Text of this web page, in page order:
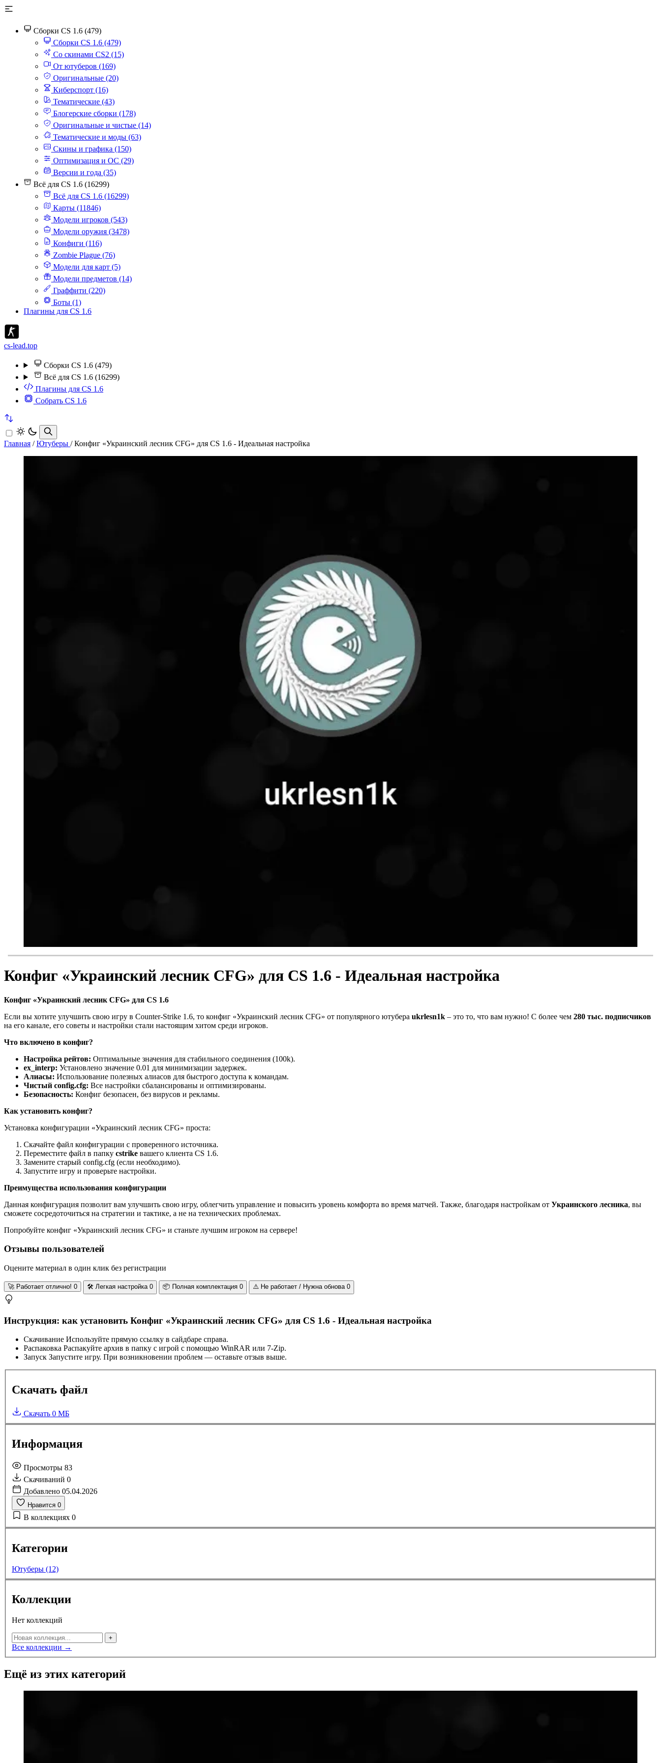
Сборки CS 1.6 (479)
Сборки CS 1.6 (479)
Со скинами CS2 (15)
От ютуберов (169)
Оригинальные (20)
Киберспорт (16)
Тематические (43)
Блогерские сборки (178)
Оригинальные и чистые (14)
Тематические и моды (63)
Скины и графика (150)
Оптимизация и ОС (29)
Версии и года (35)
Всё для CS 1.6 (16299)
Всё для CS 1.6 (16299)
Карты (11846)
Модели игроков (543)
Модели оружия (3478)
Конфиги (116)
Zombie Plague (76)
Модели для карт (5)
Модели предметов (14)
Граффити (220)
Боты (1)
Плагины для CS 1.6
cs-lead.top
Сборки CS 1.6 (479)
Всё для CS 1.6 (16299)
Плагины для CS 1.6
Собрать CS 1.6
Главная / Ютуберы / Конфиг «Украинский лесник CFG» для CS 1.6 - Идеальная настройка
Конфиг «Украинский лесник CFG» для CS 1.6 - Идеальная настройка
Конфиг «Украинский лесник CFG» для CS 1.6
Если вы хотите улучшить свою игру в Counter-Strike 1.6, то конфиг «Украинский лесник CFG» от популярного ютубера ukrlesn1k – это то, что вам нужно! С более чем 280 тыс. подписчиков
на его канале, его советы и настройки стали настоящим хитом среди игроков.
Что включено в конфиг?
Настройка рейтов: Оптимальные значения для стабильного соединения (100k).
ex_interp: Установлено значение 0.01 для минимизации задержек.
Алиасы: Использование полезных алиасов для быстрого доступа к командам.
Чистый config.cfg: Все настройки сбалансированы и оптимизированы.
Безопасность: Конфиг безопасен, без вирусов и рекламы.
Как установить конфиг?
Установка конфигурации «Украинский лесник CFG» проста:
Скачайте файл конфигурации с проверенного источника.
Переместите файл в папку cstrike вашего клиента CS 1.6.
Замените старый config.cfg (если необходимо).
Запустите игру и проверьте настройки.
Преимущества использования конфигурации
Данная конфигурация позволит вам улучшить свою игру, облегчить управление и повысить уровень комфорта во время матчей. Также, благодаря настройкам от Украинского лесника, вы
сможете сосредоточиться на стратегии и тактике, а не на технических проблемах.
Попробуйте конфиг «Украинский лесник CFG» и станьте лучшим игроком на сервере!
Отзывы пользователей
Оцените материал в один клик без регистрации
🚀Работает отлично! 0 🛠️ Легкая настройка 0 📦 Полная комплектация 0 ⚠️ Не работает / Нужна обнова 0
Инструкция: как установить Конфиг «Украинский лесник CFG» для CS 1.6 - Идеальная настройка
Скачивание Используйте прямую ссылку в сайдбаре справа.
Распаковка Распакуйте архив в папку с игрой с помощью WinRAR или 7-Zip.
Запуск Запустите игру. При возникновении проблем — оставьте отзыв выше.
Скачать файл
Скачать 0 МБ
Информация
Просмотры 83
Скачиваний 0
Добавлено 05.04.2026
Нравится 0
В коллекциях 0
Категории
Ютуберы (12)
Коллекции
Нет коллекций
+
Все коллекции →
Ещё из этих категорий